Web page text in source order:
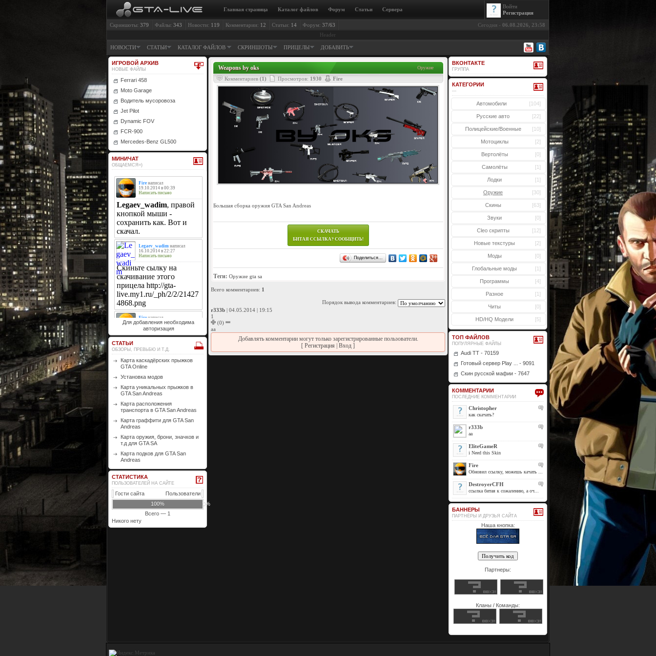
Главная страница Каталог файлов Форум Статьи Сервера
Войти
Регистрация
Скриншоты: 379 Файлы: 343 Новости: 119 Комментарии: 12 Статьи: 14 Форум: 37/63 Сегодня - 06.08.2026, 23:58
Header
НОВОСТИ СТАТЬИ КАТАЛОГ ФАЙЛОВ СКРИНШОТЫ ПРИЦЕЛЫ ДОБАВИТЬ
Оружие
Weapons by oks
Комментариев (1) Просмотров: 1930 Fire
Большая сборка оружия GTA San Andreas
СКАЧАТЬ
БИТАЯ ССЫЛКА? СООБЩИТЬ!
Поделиться…
Теги: Оружие gta sa
Всего комментариев: 1
Порядок вывода комментариев:
r333b | 04.05.2014 | 19:15
1
(0)
aa
Добавлять комментарии могут только зарегистрированные пользователи.
[ Регистрация | Вход ]
ВКОНТАКТЕ
ГРУППА
КАТЕГОРИИ
---
Автомобили [104]
Русские авто [22]
Полицейские/Военные [10]
Мотоциклы [2]
Вертолёты [0]
Самолёты [1]
Лодки [1]
Оружие [30]
Скины [63]
Звуки [0]
Cleo скрипты [12]
Новые текстуры [2]
Моды [0]
Глобальные моды [1]
Программы [4]
Разное [1]
Читы [0]
HD/HQ Модели [5]
ТОП ФАЙЛОВ
ПОПУЛЯРНЫЕ ФАЙЛЫ
Audi TT - 70159
Готовый сервер Play ... - 9091
Скин русской мафии - 7647
КОММЕНТАРИИ
ПОСЛЕДНИЕ КОММЕНТАРИИ
Christopher
как скачать?
r333b
aa
EliteGameR
i Need this Skin
Fire
Обновил ссылку, можешь качать ...
DestroyerCFH
ссылка битая к сожалению, а оч...
БАННЕРЫ
ПАРТНЁРЫ И ДРУЗЬЯ САЙТА
Наша кнопка:
Партнеры:
Кланы / Команды:
ИГРОВОЙ АРХИВ
НОВЫЕ ФАЙЛЫ
Ferrari 458
Moto Garage
Водитель мусоровоза
Jet Pilot
Dynamic FOV
FCR-900
Mercedes-Benz GL500
МИНИЧАТ
ОБЩАЕМСЯ=)
Для добавления необходима
авторизация
СТАТЬИ
ОБЗОРЫ, ПРЕВЬБЮ И Т.Д.
Карта каскадёрских прыжков
GTA Online
Установка модов
Карта уникальных прыжков в
GTA San Andreas
Карта расположения
транспорта в GTA San Andreas
Карта граффити для GTA San
Andreas
Карта оружия, брони, значков и
т.д для GTA SA
Карта подков для GTA San
Andreas
СТАТИСТИКА
ПОЛЬЗОВАТЕЛЕЙ НА САЙТЕ
Пользователи
Гости сайта
100%
0%
Всего — 1
Никого нету